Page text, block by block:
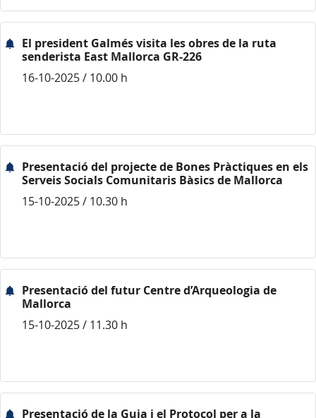
El president Galmés visita les obres de la ruta
senderista East Mallorca GR-226
16-10-2025 / 10.00 h
Presentació del projecte de Bones Pràctiques en els
Serveis Socials Comunitaris Bàsics de Mallorca
15-10-2025 / 10.30 h
Presentació del futur Centre d’Arqueologia de
Mallorca
15-10-2025 / 11.30 h
Presentació de la Guia i el Protocol per a la